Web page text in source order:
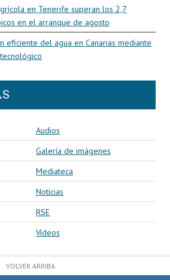
en Tenerife superan los 2,7
en el arranque de agosto
eficiente del agua en Canarias mediante
Audios
Galería de imágenes
Mediateca
Noticias
RSE
Vídeos
VOLVER ARRIBA